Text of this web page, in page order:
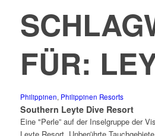
FÜR:
Philippinen, Philippinen Resorts
Southern Leyte Dive Resort
Eine "Perle” auf der Inselgruppe der